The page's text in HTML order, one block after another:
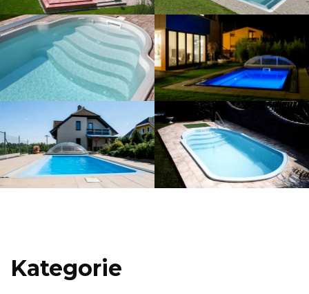
Kategorie